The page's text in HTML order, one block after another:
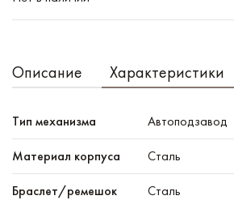
Описание Характеристики
Тип механизма Автоподзавод
Материал корпуса Сталь
Браслет/ремешок Сталь